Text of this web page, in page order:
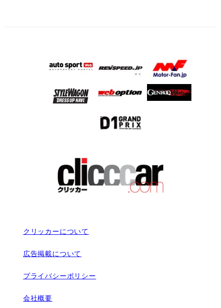
クリッカーについて
広告掲載について
プライバシーポリシー
会社概要